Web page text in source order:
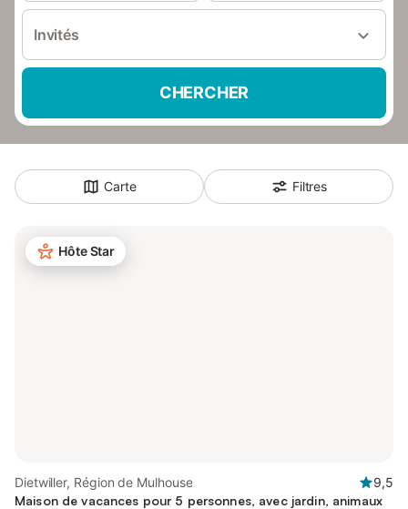
Invités
CHERCHER
Carte Filtres
Hôte Star
Dietwiller, Région de Mulhouse
9,5
Maison de vacances pour 5 personnes, avec jardin, animaux